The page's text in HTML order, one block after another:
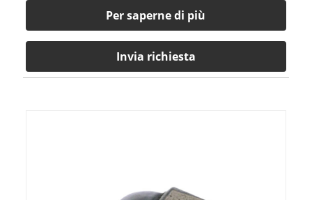
Per saperne di più
Invia richiesta